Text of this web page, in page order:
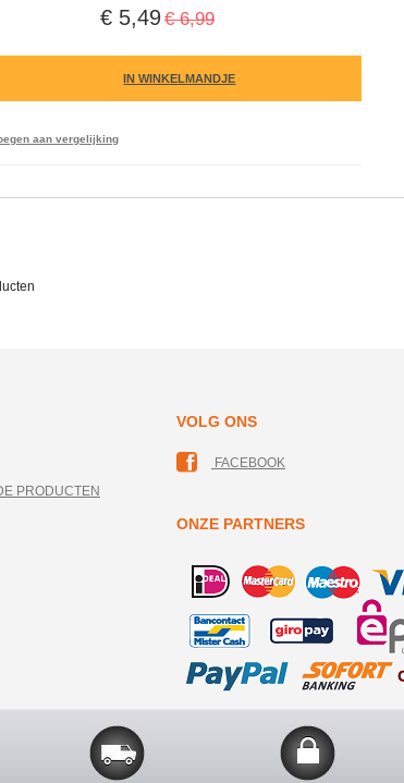
€ 5,49€ 6,99
IN WINKELMANDJE
aan vergelijking
PRODUCTEN
VOLG ONS
FACEBOOK
ONZE PARTNERS